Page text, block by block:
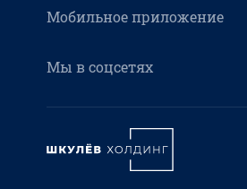
Мобильное приложение
Мы в соцсетях